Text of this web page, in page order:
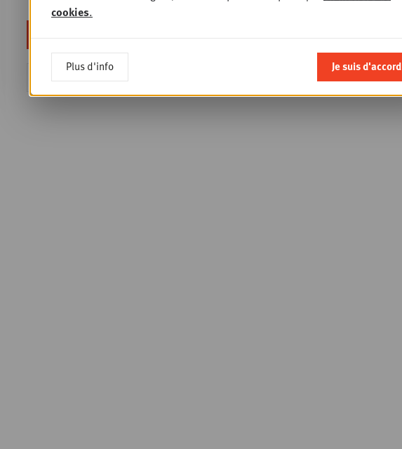
Society
cookies.
Plus d'info Je suis d'accord